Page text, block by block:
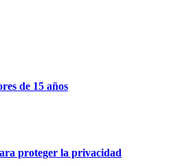
de 15 años
proteger la privacidad